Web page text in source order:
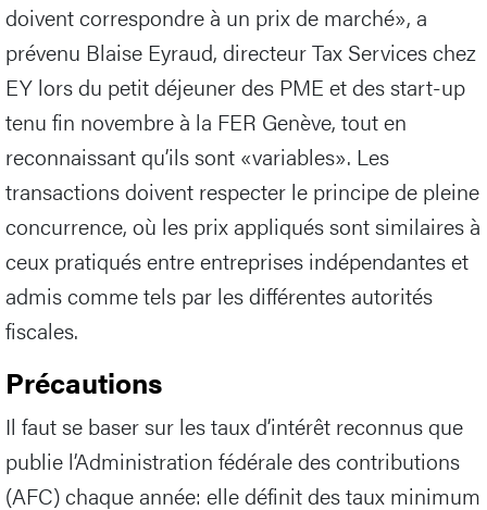
doivent correspondre à un prix de marché», a
prévenu Blaise Eyraud, directeur Tax Services chez
EY lors du petit déjeuner des PME et des start-up
tenu fin novembre à la FER Genève, tout en
reconnaissant qu’ils sont «variables». Les
transactions doivent respecter le principe de pleine
concurrence, où les prix appliqués sont similaires à
ceux pratiqués entre entreprises indépendantes et
admis comme tels par les différentes autorités
fiscales.
Précautions
Il faut se baser sur les taux d’intérêt reconnus que
publie l’Administration fédérale des contributions
(AFC) chaque année: elle définit des taux minimum